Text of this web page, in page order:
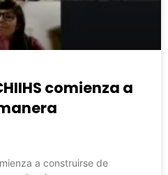
comienza a
a construirse de